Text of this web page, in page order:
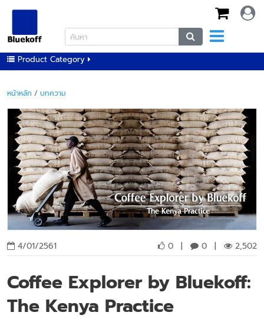
Product Category
หน้าหลัก / บทความ
4/01/2561 0 | 0 | 2,502
Coffee Explorer by Bluekoff:
The Kenya Practice